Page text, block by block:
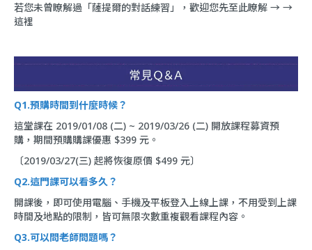
若您未曾瞭解過「薩提爾的對話練習」，歡迎您先至此瞭解 → →
這裡
Q1.預購時間到什麼時候？
這堂課在 2019/01/08 (二) ~ 2019/03/26 (二) 開放課程募資預
購，期間預購購課優惠 $399 元。
〔2019/03/27(三) 起將恢復原價 $499 元〕
Q2.這門課可以看多久？
開課後，即可使用電腦、手機及平板登入上線上課，不用受到上課
時間及地點的限制，皆可無限次數重複觀看課程內容。
Q3.可以問老師問題嗎？